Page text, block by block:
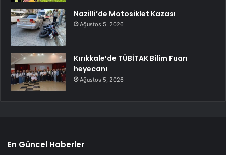
Nazilli’de Motosiklet Kazası
Ağustos 5, 2026
Kırıkkale’de TÜBİTAK Bilim Fuarı
heyecanı
Ağustos 5, 2026
En Güncel Haberler